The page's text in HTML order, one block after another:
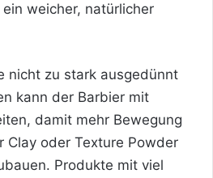
weicher, natürlicher
nicht zu stark ausgedünnt
kann der Barbier mit
damit mehr Bewegung
Clay oder Texture Powder
Produkte mit viel